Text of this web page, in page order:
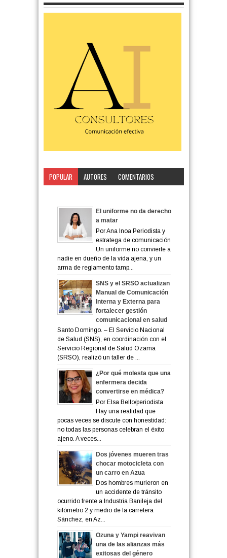
POPULAR AUTORES
COMENTARIOS
El uniforme no da derecho
a matar
Por Ana Inoa Periodista y
estratega de comunicación
Un uniforme no convierte a
nadie en dueño de la vida ajena, y un
arma de reglamento tamp...
SNS y el SRSO actualizan
Manual de Comunicación
Interna y Externa para
fortalecer gestión
comunicacional en salud
Santo Domingo. – El Servicio Nacional
de Salud (SNS), en coordinación con el
Servicio Regional de Salud Ozama
(SRSO), realizó un taller de ...
¿Por qué molesta que una
enfermera decida
convertirse en médica?
Por Elsa Bello/periodista
Hay una realidad que
pocas veces se discute con honestidad:
no todas las personas celebran el éxito
ajeno. A veces...
Dos jóvenes mueren tras
chocar motocicleta con
un carro en Azua
Dos hombres murieron en
un accidente de tránsito
ocurrido frente a Industria Banileja del
kilómetro 2 y medio de la carretera
Sánchez, en Az...
Ozuna y Yampi reavivan
una de las alianzas más
exitosas del género